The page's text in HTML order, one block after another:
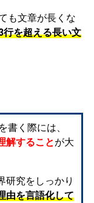
も文章が長くな
行を超える長い文
を書く際には、
解することが大
研究をしっかり
由を言語化して